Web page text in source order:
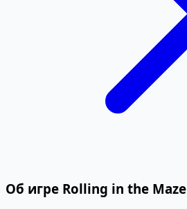
Об игре Rolling in the Maze